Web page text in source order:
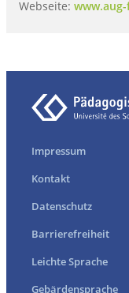
Webseite:
Impressum
Kontakt
Datenschutz
Barrierefreiheit
Leichte Sprache
Gebärdensprache